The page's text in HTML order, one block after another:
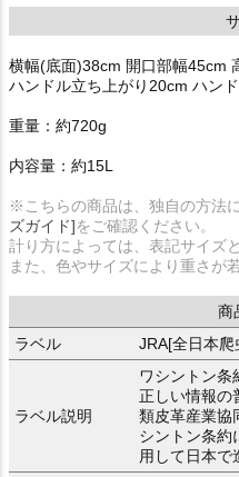
横幅(底面)38cm 開口部幅45cm
ハンドル立ち上がり20cm ハン
重量：約720g
内容量：約15L
※こちらの商品は、独自の方法
ズガイド]をご確認ください。
計り方によっては、表記サイズ
また、色やサイズにより重さが
商
ラベル
JRA[全日本
ラベル説明
ワシントン条
正しい情報の
類皮革産業協
シントン条約
用して日本で